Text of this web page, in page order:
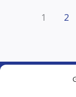
Assurance
1 2